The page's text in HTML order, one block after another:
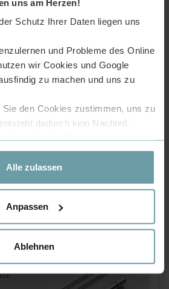
uns am Herzen!
Schutz Ihrer Daten liegen uns
und Probleme des Online
wir Cookies und Google
zu machen und uns zu
Sie den Cookies zustimmen, uns zu
dadurch kein Nachteil.
.
Alle zulassen
Anpassen
Ablehnen
möglich.
können
an unserem